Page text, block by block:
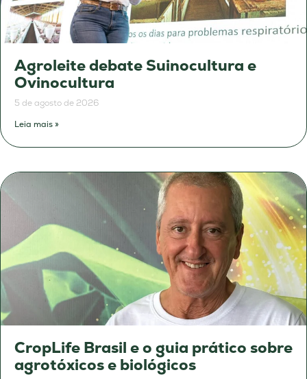
Agroleite debate Suinocultura e
Ovinocultura
5 de agosto de 2026
Leia mais »
CropLife Brasil e o guia prático sobre
agrotóxicos e biológicos